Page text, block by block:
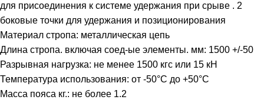
для присоединения к системе удержания при срыве . 2
боковые точки для удержания и позиционирования
Материал стропа: металлическая цепь
Длина стропа. включая соед-ые элементы. мм: 1500 +/-50
Разрывная нагрузка: не менее 1500 кгс или 15 кН
Температура использования: от -50°C до +50°С
Масса пояса кг.: не более 1.2